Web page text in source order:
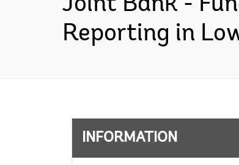
Joint Bank -
Reporting in
INFORMATION